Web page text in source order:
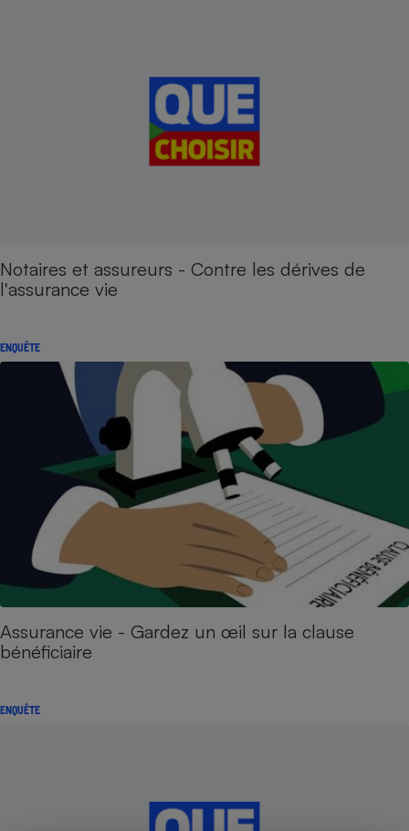
Notaires et assureurs - Contre les dérives de
l'assurance vie
ENQUÊTE
Assurance vie - Gardez un œil sur la clause
bénéficiaire
ENQUÊTE